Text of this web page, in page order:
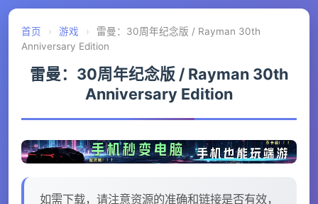
首页 › 游戏 ›
雷曼：30周年纪念版 / Rayman 30th
Anniversary Edition
雷曼：30周年纪念版 / Rayman 30th
Anniversary Edition
如需下载，请注意资源的准确和链接是否有效，